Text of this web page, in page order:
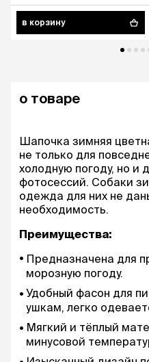
в корзину
о товаре
Шапочка зимняя
не только для
холодную погоду, но и
фотосессий. Собаки
одежда для них не
необходимость.
Преимущества:
Предназначена для
морозную погоду.
Удобный фасон для
ушкам, легко
Мягкий и тёплый
минусовой